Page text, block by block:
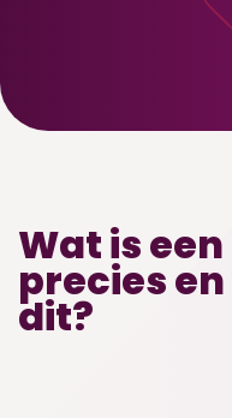
Wat is
precies
dit?